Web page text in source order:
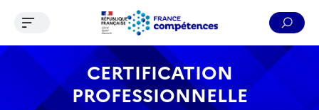
Contenu Recherche Menu Pied de page
Ouvrir le menu de navigation
CERTIFICATION
PROFESSIONNELLE